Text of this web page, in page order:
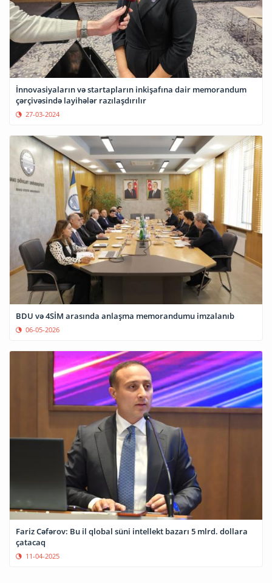
İnnovasiyaların və startapların inkişafına dair memorandum
çərçivəsində layihələr razılaşdırılır
27-03-2024
BDU və 4SİM arasında anlaşma memorandumu imzalanıb
06-05-2026
Fariz Cəfərov: Bu il qlobal süni intellekt bazarı 5 mlrd. dollara
çatacaq
11-04-2025